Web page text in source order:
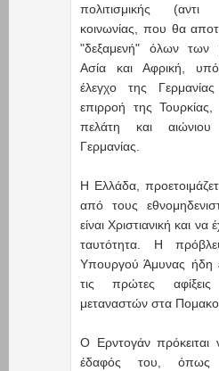
πολιτισμικής
κοινωνίας, που θα
"δεξαμενή" όλων των
Ασία και Αφρική, υπό
έλεγχο της
επιρροή της
πελάτη και
Γερμανίας.
Η Ελλάδα,
από τους
είναι Χριστιανική και να
ταυτότητα. Η
Υπουργού Άμυνας ήδη
τις πρώτες
μεταναστών στα
Ο Ερντογάν πρόκειται
έδαφός του, όπως